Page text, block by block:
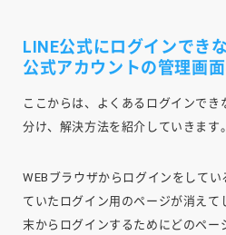
LINE公式にログインでき
公式アカウントの管理画
ここからは、よくあるログインでき
分け、解決方法を紹介していきます。
WEBブラウザからログインをして
ていたログイン用のページが消え
末からログインするためにどのペ